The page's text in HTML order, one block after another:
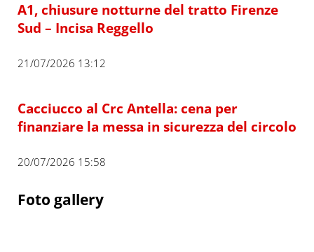
A1, chiusure notturne del tratto Firenze
Sud – Incisa Reggello
21/07/2026 13:12
Cacciucco al Crc Antella: cena per
finanziare la messa in sicurezza del circolo
20/07/2026 15:58
Foto gallery